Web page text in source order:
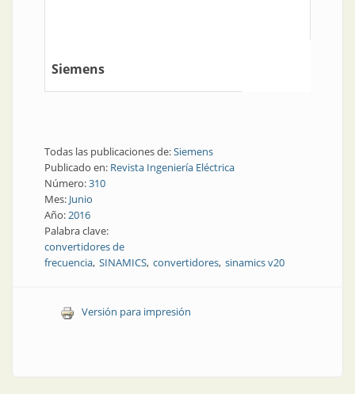
Siemens
Todas las publicaciones de:Siemens
Publicado en: Revista Ingeniería Eléctrica
Número:310
Mes: Junio
Año:2016
Palabra clave:
convertidores de
frecuencia SINAMICS convertidores sinamics v20
Versión para impresión